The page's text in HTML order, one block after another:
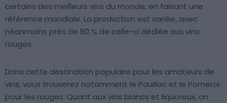
certains des meilleurs vins du monde, en faisant une
référence mondiale. La production est variée, avec
néanmoins près de 80 % de celle-ci dédiée aux vins
rouges.
Dans cette destination populaire pour les amateurs de
vins, vous trouverez notamment le Pauillac et le Pomerol
pour les rouges. Quant aux vins blancs et liquoreux, on